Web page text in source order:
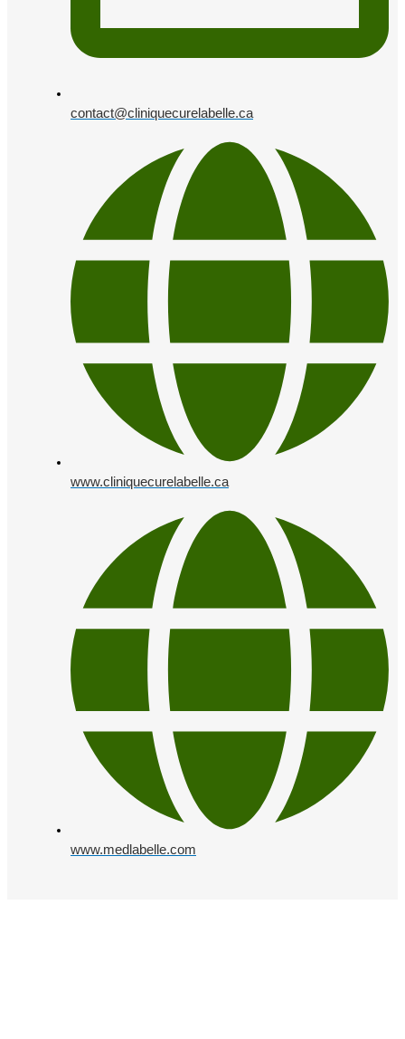
contact@cliniquecurelabelle.ca
www.cliniquecurelabelle.ca
www.medlabelle.com